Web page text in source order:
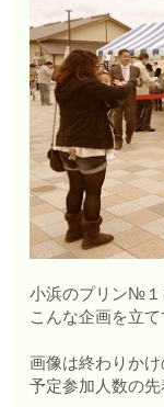
小浜のプリン№１
こんな企画を立
画像は終わりか
予定参加人数の先